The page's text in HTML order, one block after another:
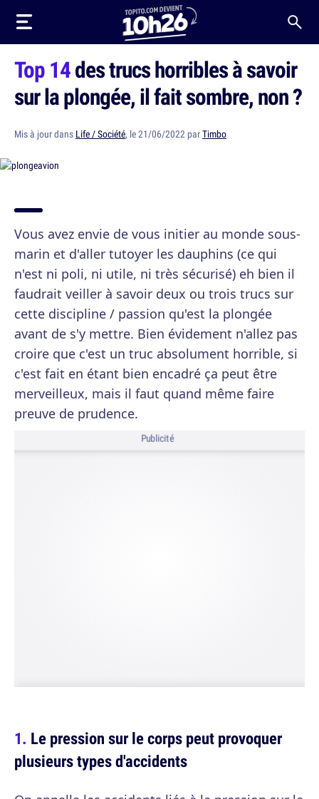
Top 14des trucs horribles à savoir
sur la plongée, il fait sombre, non ?
Mis à jour dans Life / Société, le 21/06/2022 parTimbo
Vous avez envie de vous initier au monde sous-
marin et d'aller tutoyer les dauphins (ce qui
n'est ni poli, ni utile, ni très sécurisé) eh bien il
faudrait veiller à savoir deux ou trois trucs sur
cette discipline / passion qu'est la plongée
avant de s'y mettre. Bien évidement n'allez pas
croire que c'est un truc absolument horrible, si
c'est fait en étant bien encadré ça peut être
merveilleux, mais il faut quand même faire
preuve de prudence.
Publicité
Le pression sur le corps peut provoquer
plusieurs types d'accidents